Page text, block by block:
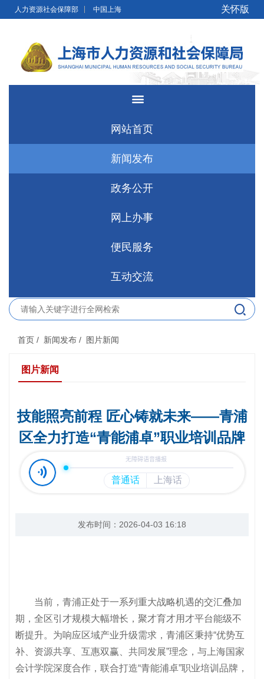
无障碍操作说明 跳转到网站导航区
人力资源社会保障部 中国上海 关怀版
网站首页
新闻发布
政务公开
网上办事
便民服务
互动交流
首页 / 新闻发布 / 图片新闻
图片新闻
技能照亮前程 匠心铸就未来——青浦
区全力打造“青能浦卓”职业培训品牌
发布时间：2026-04-03 16:18
当前，青浦正处于一系列重大战略机遇的交汇叠加
期，全区引才规模大幅增长，聚才育才用才平台能级不
断提升。为响应区域产业升级需求，青浦区秉持“优势互
补、资源共享、互惠双赢、共同发展”理念，与上海国家
会计学院深度合作，联合打造“青能浦卓”职业培训品牌，